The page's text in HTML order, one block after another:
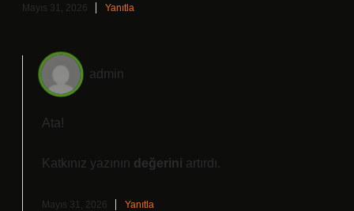
Mayıs 31, 2026 Yanıtla
admin
Ata!
Katkınız yazının değerini artırdı.
Mayıs 31, 2026 Yanıtla